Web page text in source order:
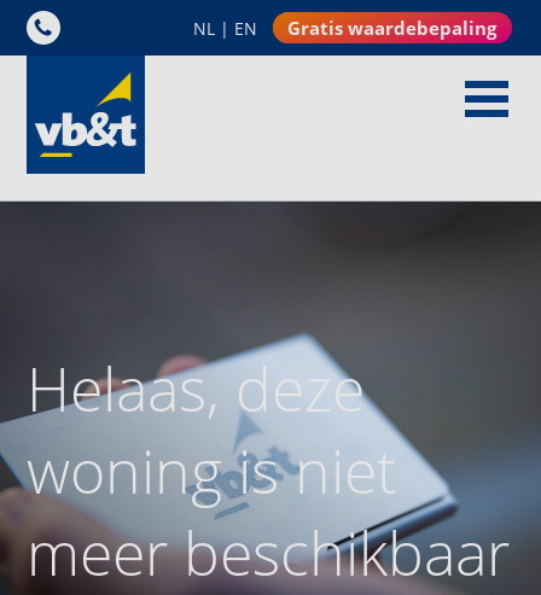
NL | EN Gratis waardebepaling
Helaas, deze
woning is niet
meer beschikbaar